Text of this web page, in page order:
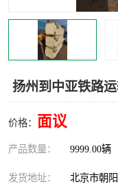
扬州到中亚铁路
价格： 面议
产品数量： 9999.00辆
发货地址： 北京市朝